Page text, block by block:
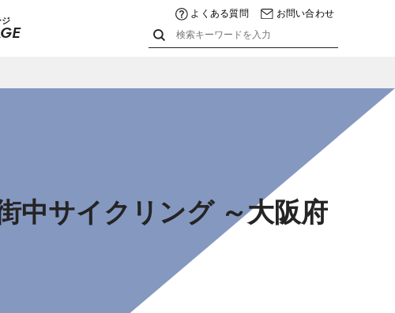
よくある質問 お問い合わせ
中サイクリング ～大阪府